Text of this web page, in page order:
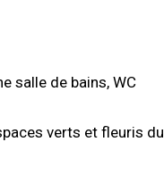
salle de bains, WC
verts et fleuris du